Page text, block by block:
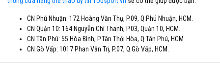
CN Phú Nhuận: 172 Hoàng Văn Thụ, P.09, Q.Phú Nhuận, HCM.
CN Quận 10: 164 Nguyễn Chí Thanh, P.03, Quận 10, HCM.
CN Tân Phú: 55 Hòa Bình, P.Tân Thới Hòa, Q.Tân Phú, HCM.
CN Gò Vấp: 1017 Phan Văn Trị, P.07, Q.Gò Vấp, HCM.